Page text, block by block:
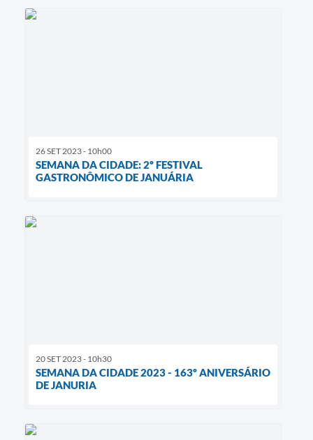
26 SET 2023 - 10h00
SEMANA DA CIDADE: 2º FESTIVAL
GASTRONÔMICO DE JANUÁRIA
20 SET 2023 - 10h30
SEMANA DA CIDADE 2023 - 163º ANIVERSÁRIO
DE JANURIA